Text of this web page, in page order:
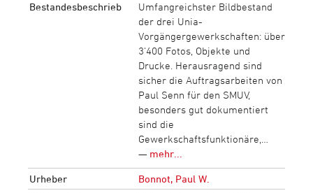
Bestandesbeschrieb
Umfangreichster Bildbestand
der drei Unia-
Vorgängergewerkschaften: über
3‘400 Fotos, Objekte und
Drucke. Herausragend sind
sicher die Auftragsarbeiten von
Paul Senn für den SMUV,
besonders gut dokumentiert
sind die
Gewerkschaftsfunktionäre,…
— mehr...
Urheber
Bonnot, Paul W.